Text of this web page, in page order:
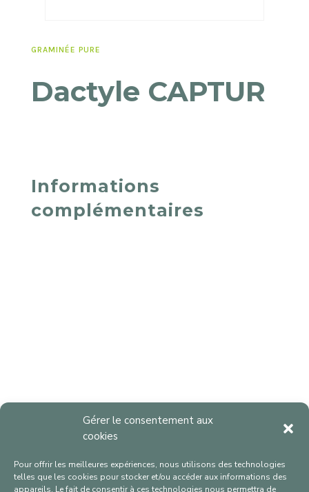
Gérer le consentement aux
cookies
Pour offrir les meilleures expériences, nous utilisons des technologies
telles que les cookies pour stocker et/ou accéder aux informations des
appareils. Le fait de consentir à ces technologies nous permettra de
GRAMINÉE PURE
Dactyle CAPTUR
Informations
complémentaires